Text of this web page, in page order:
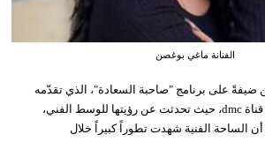
الفنانة ماغي بوغصن
ضيفةً على برنامج "صاحبة السعادة"، الذي تقدّمه
الفنانة إسعاد يونس على قناة dmc، حيث تحدثت عن رؤيتها للوسط الفني،
أن الساحة الفنية شهدت تطوراً كبيراً خلال